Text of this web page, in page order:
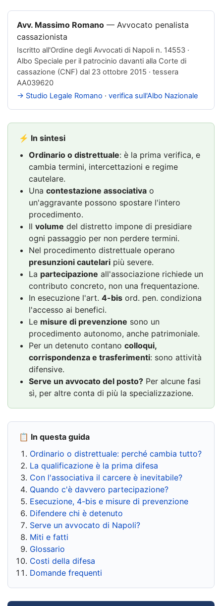
Avv. Massimo Romano — Avvocato penalista
cassazionista
Iscritto all'Ordine degli Avvocati di Napoli n. 14553 ·
Albo Speciale per il patrocinio davanti alla Corte di
cassazione (CNF) dal 23 ottobre 2015 · tessera
AA039620
→ Studio Legale Romano · verifica sull'Albo Nazionale
⚡ In sintesi
Ordinario o distrettuale: è la prima verifica, e
cambia termini, intercettazioni e regime
cautelare.
Una contestazione associativa o
un'aggravante possono spostare l'intero
procedimento.
Il volume del distretto impone di presidiare
ogni passaggio per non perdere termini.
Nel procedimento distrettuale operano
presunzioni cautelari più severe.
La partecipazione all'associazione richiede un
contributo concreto, non una frequentazione.
In esecuzione l'art. 4-bis ord. pen. condiziona
l'accesso ai benefici.
Le misure di prevenzione sono un
procedimento autonomo, anche patrimoniale.
Per un detenuto contano colloqui,
corrispondenza e trasferimenti: sono attività
difensive.
Serve un avvocato del posto? Per alcune fasi
sì, per altre conta di più la specializzazione.
📋 In questa guida
Ordinario o distrettuale: perché cambia tutto?
La qualificazione è la prima difesa
Con l'associativa il carcere è inevitabile?
Quando c'è davvero partecipazione?
Esecuzione, 4-bis e misure di prevenzione
Difendere chi è detenuto
Serve un avvocato di Napoli?
Miti e fatti
Glossario
Costi della difesa
Domande frequenti